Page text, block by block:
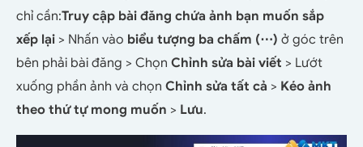
chỉ cần:Truy cập bài đăng chứa ảnh bạn muốn sắp
xếp lại > Nhấn vào biểu tượng ba chấm (⋯) ở góc trên
bên phải bài đăng > Chọn Chỉnh sửa bài viết > Lướt
xuống phần ảnh và chọn Chỉnh sửa tất cả > Kéo ảnh
theo thứ tự mong muốn > Lưu.